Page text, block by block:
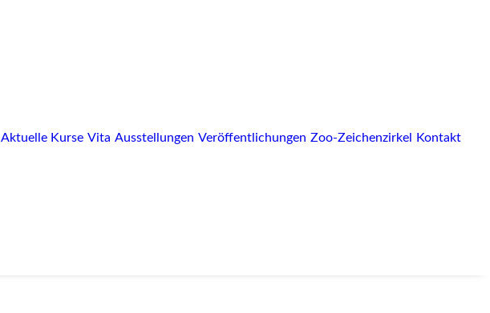
Aktuelle Kurse Vita Ausstellungen Veröffentlichungen Zoo-Zeichenzirkel Kontakt